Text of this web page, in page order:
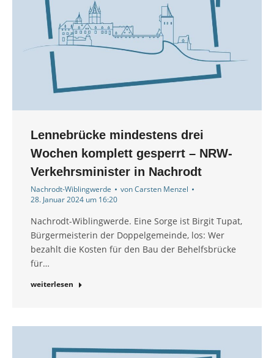
Lennebrücke mindestens drei
Wochen komplett gesperrt – NRW-
Verkehrsminister in Nachrodt
Nachrodt-Wiblingwerde vonCarsten Menzel
28. Januar 2024 um 16:20
Nachrodt-Wiblingwerde. Eine Sorge ist Birgit Tupat,
Bürgermeisterin der Doppelgemeinde, los: Wer
bezahlt die Kosten für den Bau der Behelfsbrücke
für…
weiterlesen